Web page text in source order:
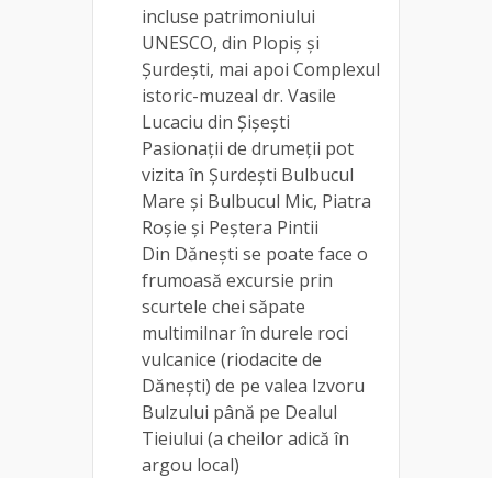
incluse patrimoniului
UNESCO, din Plopiș și
Șurdești, mai apoi Complexul
istoric-muzeal dr. Vasile
Lucaciu din Șișești
Pasionații de drumeții pot
vizita în Șurdești Bulbucul
Mare și Bulbucul Mic, Piatra
Roșie și Peștera Pintii
Din Dănești se poate face o
frumoasă excursie prin
scurtele chei săpate
multimilnar în durele roci
vulcanice (riodacite de
Dănești) de pe valea Izvoru
Bulzului până pe Dealul
Tieiului (a cheilor adică în
argou local)